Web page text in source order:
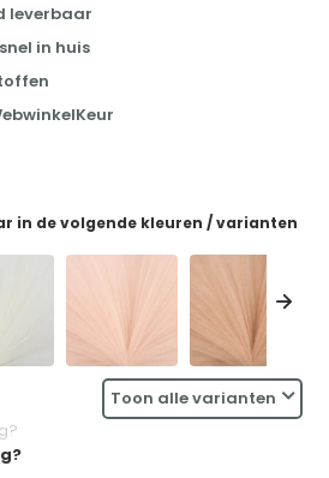
leverbaar
in huis
in de volgende kleuren / varianten
Toon alle varianten